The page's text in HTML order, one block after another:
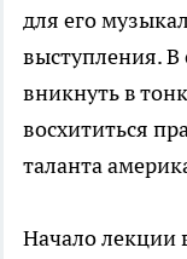
для его
выступления.
вникнуть в
восхититься
таланта
Начало лекции